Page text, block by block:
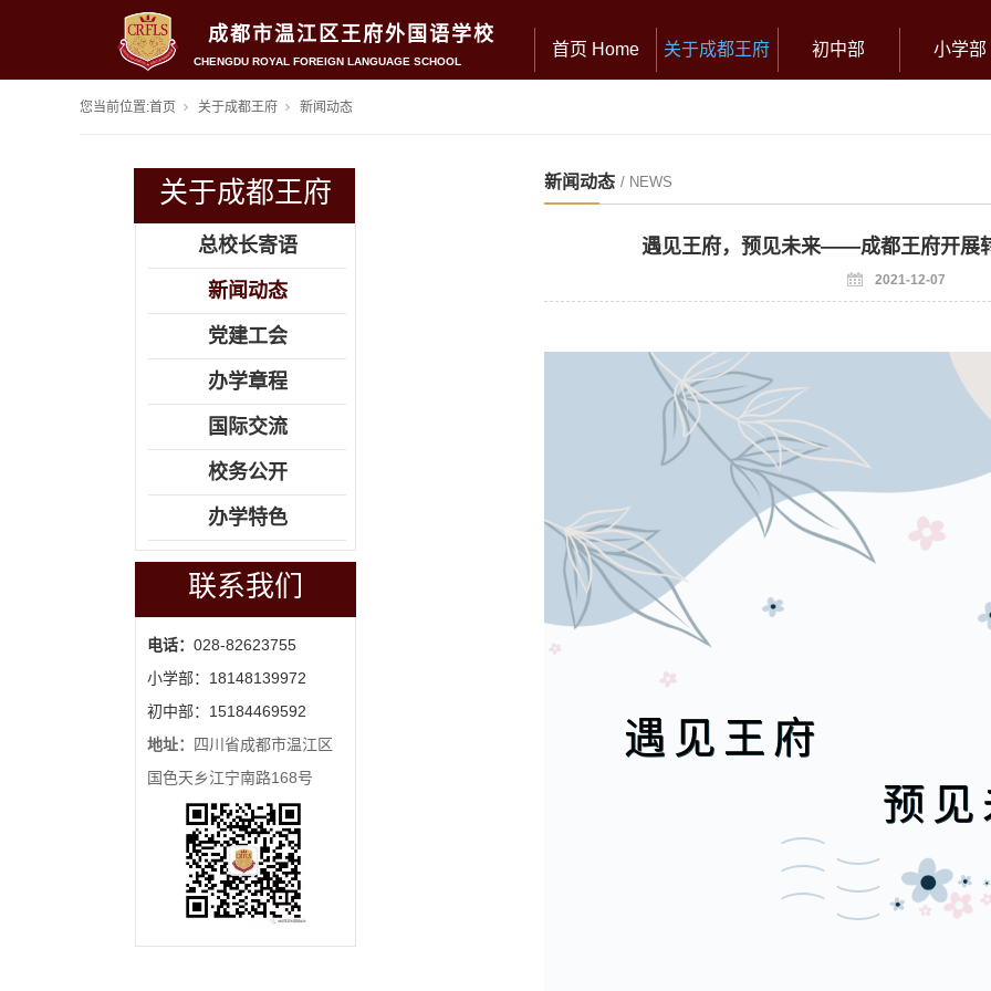
成都市温江区王府外国语学校
CHENGDU ROYAL FOREIGN LANGUAGE SCHOOL
首页 Home 关于成都王府 初中部 小学部
您当前位置:首页 关于成都王府 新闻动态
关于成都王府
总校长寄语
新闻动态
党建工会
办学章程
国际交流
校务公开
办学特色
联系我们
电话： 028-82623755
小学部：18148139972
初中部：15184469592
地址：
四川省成都市温江区
国色天乡江宁南路168号
新闻动态 / NEWS
遇见王府，预见未来——成都王府开展
2021-12-07
遇见王府
预见